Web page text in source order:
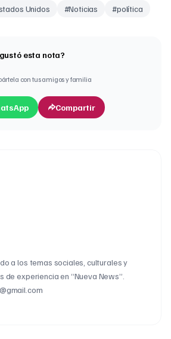
Unidos #Noticias #política
esta nota?
con tus amigos y familia
Compartir
a los temas sociales, culturales y
de experiencia en “Nueva News”.